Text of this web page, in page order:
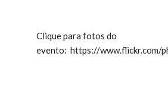
Clique para fotos do
evento: https://www.flickr.com/